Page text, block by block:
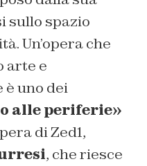
sullo spazio
Un’opera che
arte e
è uno dei
alle periferie»
di Zed1,
, che riesce